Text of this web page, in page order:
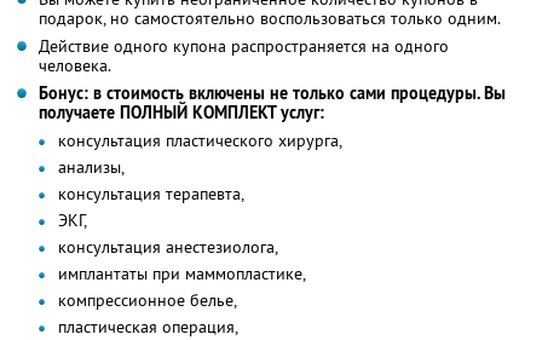
подарок, но самостоятельно воспользоваться только одним.
Действие одного купона распространяется на одного
человека.
Бонус: в стоимость включены не только сами процедуры. Вы
получаете ПОЛНЫЙ КОМПЛЕКТ услуг:
консультация пластического хирурга,
анализы,
консультация терапевта,
ЭКГ,
консультация анестезиолога,
имплантаты при маммопластике,
компрессионное белье,
пластическая операция,